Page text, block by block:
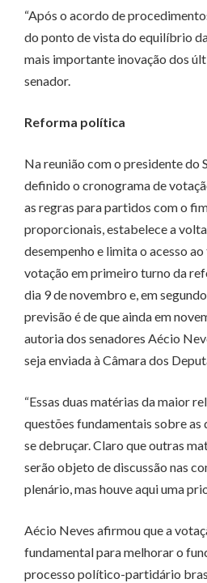
“Após o acordo de
do ponto de vista do equilíbrio
mais importante inovação dos
senador.
Reforma política
Na reunião com o presidente do
definido o cronograma de
as regras para partidos com o
proporcionais, estabelece a
desempenho e limita o acesso
votação em primeiro turno da
dia 9 de novembro e, em
previsão é de que ainda em
autoria dos senadores Aécio
seja enviada à Câmara dos
“Essas duas matérias da maior
questões fundamentais sobre as
se debruçar. Claro que outras
serão objeto de discussão nas
plenário, mas houve aqui uma
Aécio Neves afirmou que a
fundamental para melhorar o
processo político-partidário